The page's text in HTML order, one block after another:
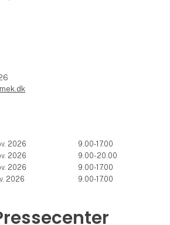
2026
9.00-17.00
2026
9.00-20.00
2026
9.00-17.00
2026 9.00-17.00